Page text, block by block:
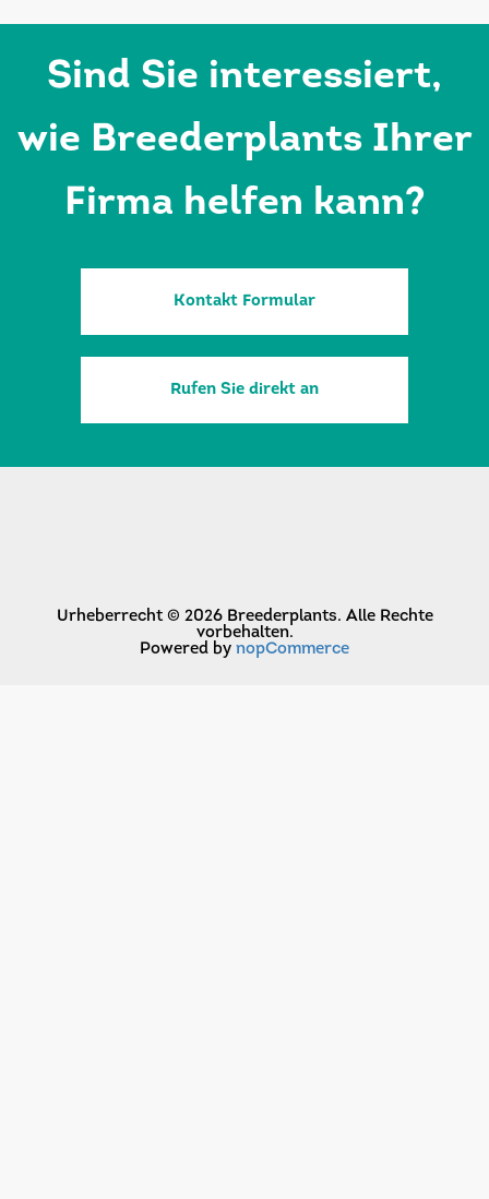
Sind Sie interessiert,
wie Breederplants Ihrer
Firma helfen kann?
Kontakt Formular
Rufen Sie direkt an
Urheberrecht © 2026 Breederplants. Alle Rechte
vorbehalten.
Powered by nopCommerce